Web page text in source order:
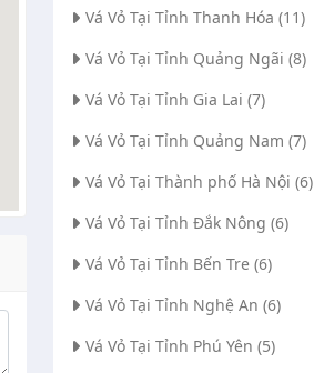
Vá Vỏ Tại Tỉnh Thanh Hóa (11)
Vá Vỏ Tại Tỉnh Quảng Ngãi (8)
Vá Vỏ Tại Tỉnh Gia Lai (7)
Vá Vỏ Tại Tỉnh Quảng Nam (7)
Vá Vỏ Tại Thành phố Hà Nội (6)
Vá Vỏ Tại Tỉnh Đắk Nông (6)
Vá Vỏ Tại Tỉnh Bến Tre (6)
Vá Vỏ Tại Tỉnh Nghệ An (6)
Vá Vỏ Tại Tỉnh Phú Yên (5)